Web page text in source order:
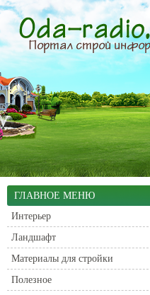
ГЛАВНОЕ МЕНЮ
Интерьер
Ландшафт
Материалы для стройки
Полезное